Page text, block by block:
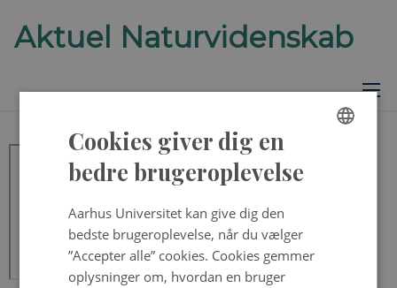
Cookies giver dig en
bedre brugeroplevelse
Aarhus Universitet kan give dig den
bedste brugeroplevelse, når du vælger
”Accepter alle” cookies. Cookies gemmer
oplysninger om, hvordan en bruger